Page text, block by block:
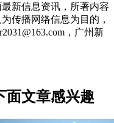
新信息资讯，所著内容
传播网络信息为目的，
，广州新
面文章感兴趣